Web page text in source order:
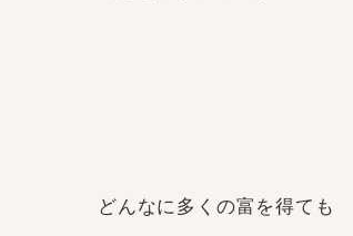
どんなに多くの富を得ても